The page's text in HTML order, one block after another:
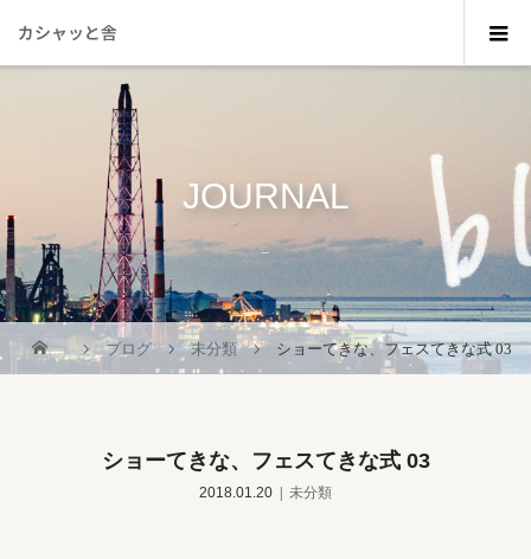
カシャッと舎
JOURNAL
_
ブログ 未分類 ショーてきな、フェスてきな式 03
ショーてきな、フェスてきな式 03
2018.01.20 未分類